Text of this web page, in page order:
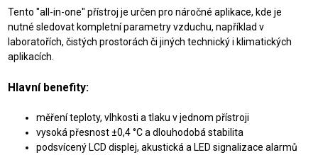
Tento "all-in-one" přístroj je určen pro náročné aplikace, kde je
nutné sledovat kompletní parametry vzduchu, například v
laboratořích, čistých prostorách či jiných technický i klimatických
aplikacích.
Hlavní benefity:
měření teploty, vlhkosti a tlaku v jednom přístroji
vysoká přesnost ±0,4 °C a dlouhodobá stabilita
podsvícený LCD displej, akustická a LED signalizace alarmů